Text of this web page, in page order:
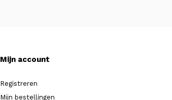
Mijn account
Registreren
Mijn bestellingen